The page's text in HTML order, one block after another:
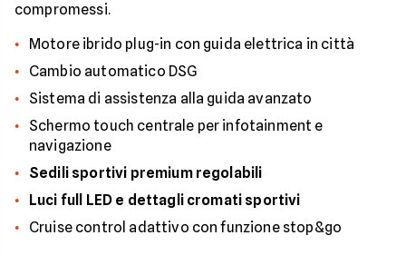
compromessi.
Motore ibrido plug-in con guida elettrica in città
Cambio automatico DSG
Sistema di assistenza alla guida avanzato
Schermo touch centrale per infotainment e
navigazione
Sedili sportivi premium regolabili
Luci full LED e dettagli cromati sportivi
Cruise control adattivo con funzione stop&go